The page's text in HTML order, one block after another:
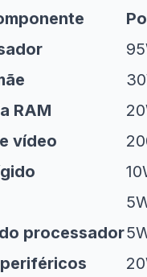
RAM
vídeo
processador